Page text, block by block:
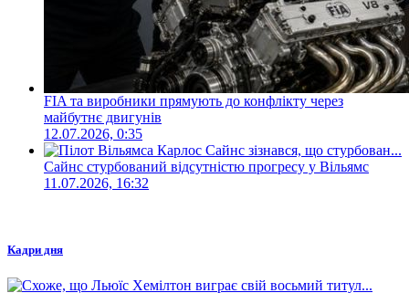
FIA та виробники прямують до конфлікту через
майбутнє двигунів
12.07.2026, 0:35
Сайнс стурбований відсутністю прогресу у Вільямс
11.07.2026, 16:32
Кадри дня